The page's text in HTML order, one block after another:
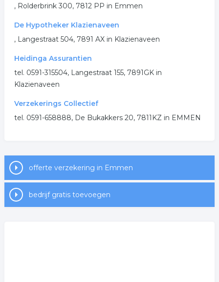
, Rolderbrink 300, 7812 PP in Emmen
De Hypotheker Klazienaveen
, Langestraat 504, 7891 AX in Klazienaveen
Heidinga Assurantien
tel. 0591-315504, Langestraat 155, 7891GK in
Klazienaveen
Verzekerings Collectief
tel. 0591-658888, De Bukakkers 20, 7811KZ in EMMEN
offerte verzekering in Emmen
bedrijf gratis toevoegen